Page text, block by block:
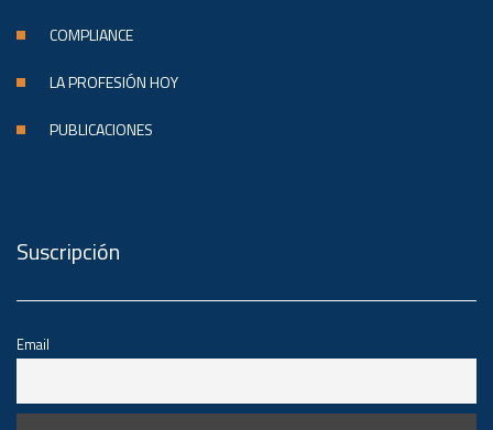
COMPLIANCE
LA PROFESIÓN HOY
PUBLICACIONES
Suscripción
Email